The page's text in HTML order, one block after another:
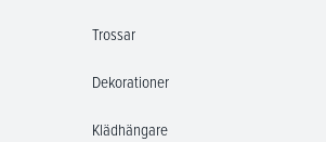
Trossar
Dekorationer
Klädhängare